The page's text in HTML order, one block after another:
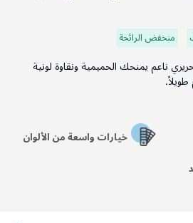
منخفض الرائحة
ناعم يمنحك الحميمية ونقاوة لونية
خيارات واسعة من الألوان